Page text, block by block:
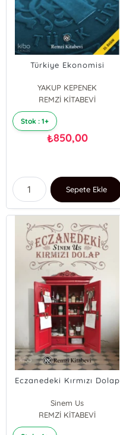
Türkiye Ekonomisi
YAKUP KEPENEK
REMZİ KİTABEVİ
Stok : 1+
₺850,00
Sepete Ekle
Eczanedeki Kırmızı Dolap
Sinem Us
REMZİ KİTABEVİ